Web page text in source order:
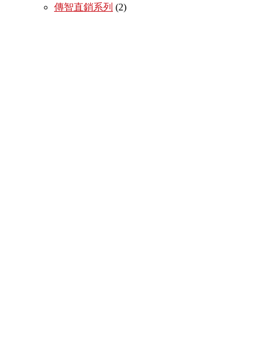
傳智直銷系列 (2)